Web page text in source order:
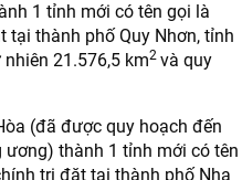
1 tỉnh mới có tên gọi là
tại thành phố Quy Nhơn, tỉnh
21.576,5 km2 và quy
(đã được quy hoạch đến
thành 1 tỉnh mới có tên
trị đặt tại thành phố Nha